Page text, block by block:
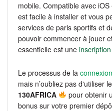
mobile. Compatible avec
est facile à installer et vous
services de paris sportifs et
pouvoir commencer à jouer
essentielle est une
Le processus de la
mais n’oubliez pas d'utiliser le
130AFRICA
pour obtenir
bonus sur votre premier